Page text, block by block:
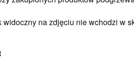
widoczny na zdjęciu nie wchodzi w